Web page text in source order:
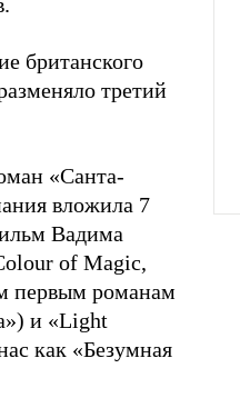
британского
третий
«Санта-
вложила 7
Вадима
of Magic,
первым романам
и «Light
как «Безумная